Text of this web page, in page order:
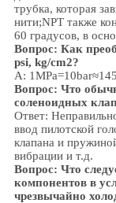
трубка, которая
нити;NPT также
60 градусов, в
Вопрос: Как
psi, kg/cm2?
A:
Вопрос: Что
соленоидных
Ответ:
ввод пилотской
клапана и
вибрации и т.д.
Вопрос: Что
компонентов в
чрезвычайно